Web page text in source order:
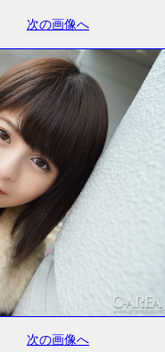
次の画像へ
次の画像へ